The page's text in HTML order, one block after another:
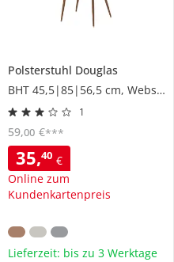
Polsterstuhl Douglas
BHT 45,5|85|56,5 cm, Webstoff
1
35,40 €
Online zum
Kundenkartenpreis
59,00 €***
Lieferzeit: bis zu 3 Werktage